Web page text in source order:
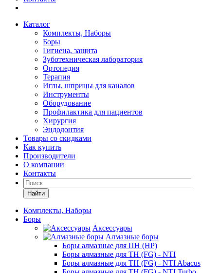
Каталог
Комплекты, Наборы
Боры
Гигиена, защита
Зуботехническая лаборатория
Ортопедия
Терапия
Иглы, шприцы для каналов
Инструменты
Оборудование
Профилактика для пациентов
Хирургия
Эндодонтия
Товары со скидками
Как купить
Производители
О компании
Контакты
Найти
Комплекты, Наборы
Боры
Аксессуары
Алмазные боры
Боры алмазные для ПН (HP)
Боры алмазные для ТН (FG) - NTI
Боры алмазные для ТН (FG) - NTI Abacus